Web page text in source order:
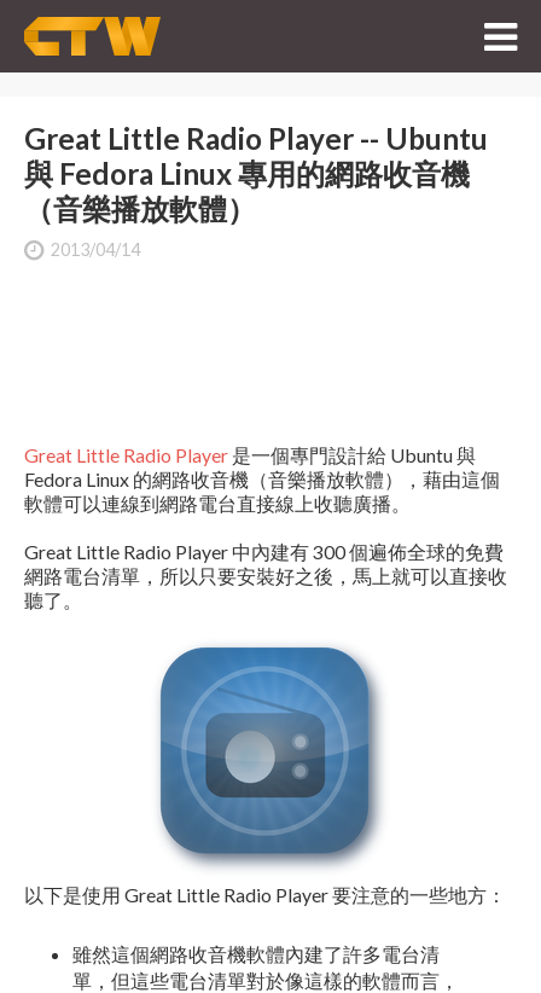
Great Little Radio Player -- Ubuntu
與 Fedora Linux 專用的網路收音機
（音樂播放軟體）
2013/04/14
Great Little Radio Player 是一個專門設計給 Ubuntu 與
Fedora Linux 的網路收音機（音樂播放軟體），藉由這個
軟體可以連線到網路電台直接線上收聽廣播。
Great Little Radio Player 中內建有 300 個遍佈全球的免費
網路電台清單，所以只要安裝好之後，馬上就可以直接收
聽了。
以下是使用 Great Little Radio Player 要注意的一些地方：
雖然這個網路收音機軟體內建了許多電台清
單，但這些電台清單對於像這樣的軟體而言，